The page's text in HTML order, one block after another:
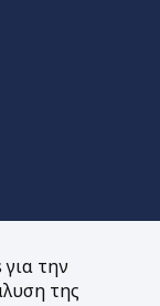
την
της